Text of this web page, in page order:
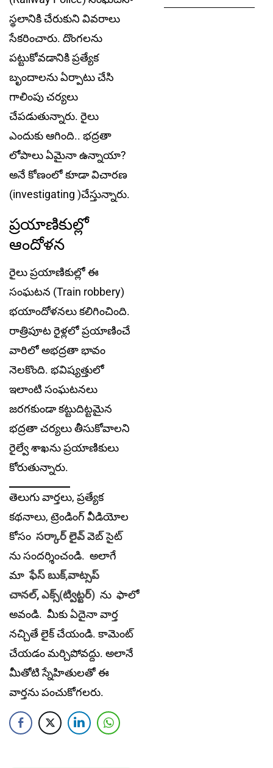
స్థలానికి చేరుకుని వివరాలు
సేకరించారు. దొంగలను
పట్టుకోవడానికి ప్రత్యేక
బృందాలను ఏర్పాటు చేసి
గాలింపు చర్యలు
చేపడుతున్నారు. రైలు
ఎందుకు ఆగింది.. భద్రతా
లోపాలు ఏమైనా ఉన్నాయా?
అనే కోణంలో కూడా విచారణ
(investigating )చేస్తున్నారు.
ప్రయాణికుల్లో
ఆందోళన
రైలు ప్రయాణికుల్లో ఈ
సంఘటన (Train robbery)
భయాందోళనలు కలిగించింది.
రాత్రిపూట రైళ్లలో ప్రయాణించే
వారిలో అభ‌ద్ర‌తా భావం
నెల‌కొంది. భవిష్యత్తులో
ఇలాంటి సంఘటనలు
జరగకుండా కట్టుదిట్టమైన
భద్రతా చర్యలు తీసుకోవాలని
రైల్వే శాఖ‌ను ప్రయాణికులు
కోరుతున్నారు.
తెలుగు వార్తలు, ప్రత్యేక
కథనాలు, ట్రెండింగ్ వీడియోల
కోసం సర్కార్ లైవ్వెబ్ సైట్
ను సందర్శించండి. అలాగే
మాఫేస్ బుక్,వాట్సప్
చానల్,ఎక్స్(ట్విట్టర్) ను ఫాలో
అవండి. మీకు ఏదైనా వార్త
నచ్చితే లైక్ చేయండి. కామెంట్
చేయడం మర్చిపోవద్దు. అలానే
మీతోటి స్నేహితులతో ఈ
వార్తను పంచుకోగలరు.